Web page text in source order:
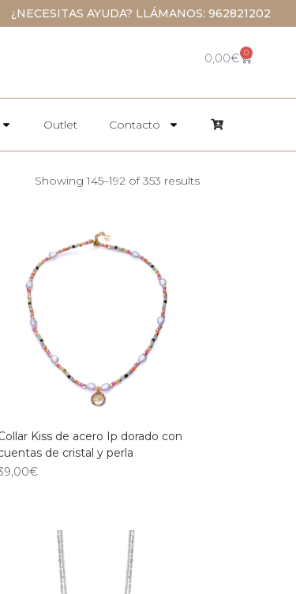
¿NECESITAS AYUDA? LLÁMANOS: 962821202
0,00€ 0
Outlet Contacto
Showing 145–192 of 353 results
Kiss de acero Ip dorado con
de cristal y perla
€